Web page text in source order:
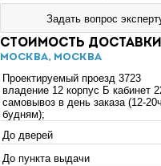
Задать вопрос
Стоимость
Москва, Москва
Проектируемый проезд 3723
владение 12 корпус Б кабинет
самовывоз в день заказа (12-
будням);
До дверей
До пункта выдачи